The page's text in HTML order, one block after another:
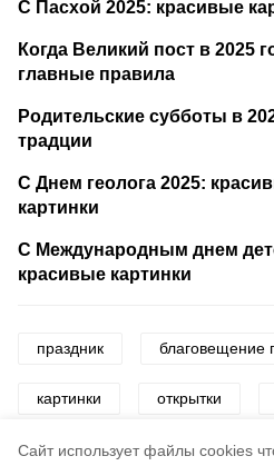
Cайт использует файлы cookies
С Пасхой 2025: красивые
Когда Великий пост в 2025
главные правила
Родительские субботы в
традции
С Днем геолога 2025:
картинки
С Международным днем
красивые картинки
праздник благовещение
картинки открытки
церковный праздник